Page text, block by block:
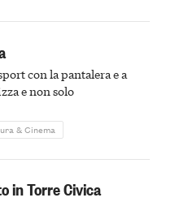
con la pantalera e a
e non solo
& Cinema
in Torre Civica